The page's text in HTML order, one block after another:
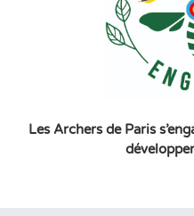
Les Archers de Paris